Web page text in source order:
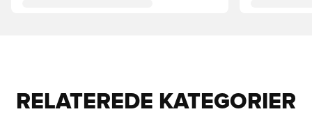
RELATEREDE KATEGORIER